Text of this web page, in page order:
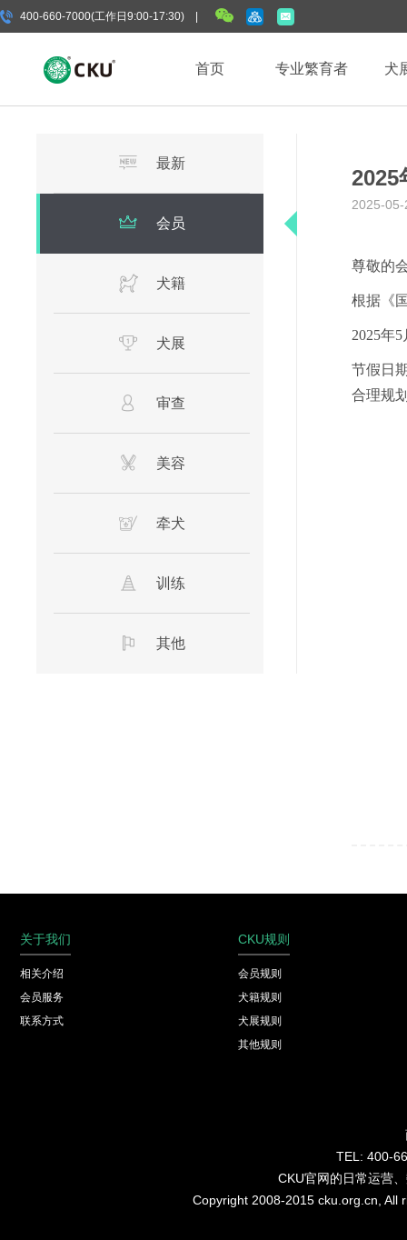
400-660-7000(工作日9:00-17:30) |
首页 专业繁育者 犬
最新
会员
犬籍
犬展
审查
美容
牵犬
训练
其他
2025
2025-
尊敬的
根据《
2025年5
节假 日
合理规
关于我们
相关介绍
会员服务
联系方式
CKU规则
会员规则
犬籍规则
犬展规则
其他规则
TEL: 400-
CKU官网的日常运营
Copyright 2008-2015 cku.org.cn,